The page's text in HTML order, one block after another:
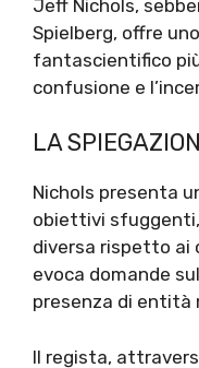
Jeff Nichols,
Spielberg, offre
fantascientifico
confusione e
LA
Nichols presenta
obiettivi
diversa rispetto ai
evoca domande
presenza di entità
Il regista,